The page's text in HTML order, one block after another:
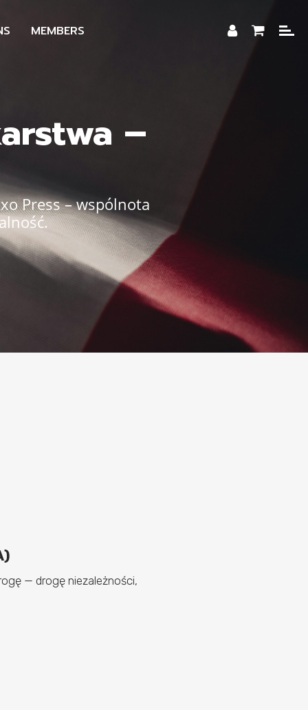
MEMBERS
–
Press – wspólnota
— drogę niezależności,